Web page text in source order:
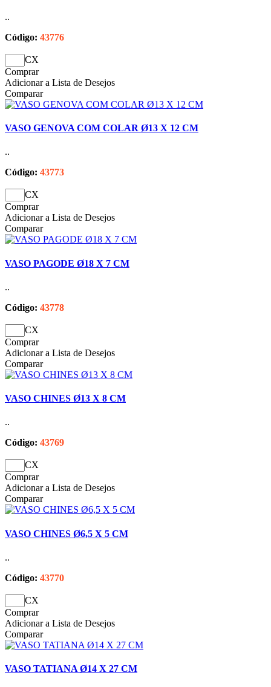
..
Código: 43776
CX
Comprar
Adicionar a Lista de Desejos
Comparar
VASO GENOVA COM COLAR Ø13 X 12 CM
..
Código: 43773
CX
Comprar
Adicionar a Lista de Desejos
Comparar
VASO PAGODE Ø18 X 7 CM
..
Código: 43778
CX
Comprar
Adicionar a Lista de Desejos
Comparar
VASO CHINES Ø13 X 8 CM
..
Código: 43769
CX
Comprar
Adicionar a Lista de Desejos
Comparar
VASO CHINES Ø6,5 X 5 CM
..
Código: 43770
CX
Comprar
Adicionar a Lista de Desejos
Comparar
VASO TATIANA Ø14 X 27 CM